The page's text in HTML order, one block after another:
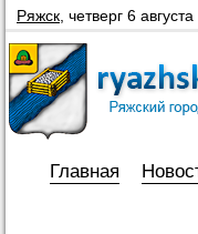
Ряжск четверг 6
Главная